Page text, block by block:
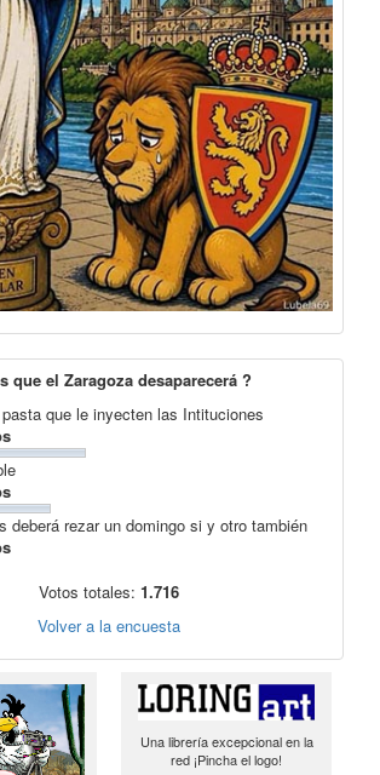
que el Zaragoza desaparecerá ?
que le inyecten las Intituciones
deberá rezar un domingo si y otro también
Votos totales: 1.716
Volver a la encuesta
Una librería excepcional en la
red ¡Pincha el logo!